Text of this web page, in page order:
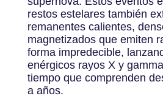
restos estelares también
remanentes calientes,
magnetizados que emiten
forma impredecible,
enérgicos rayos X y
tiempo que comprenden
a años.